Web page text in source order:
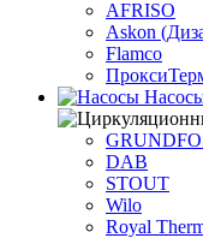
AFRISO
Askon
Flamco
DAB
STOUT
Wilo
Royal